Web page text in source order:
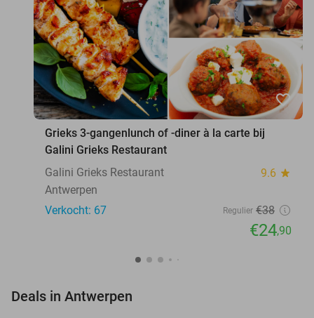
favorite_border
Grieks 3-gangenlunch of -diner à la carte bij
Galini Grieks Restaurant
Galini Grieks Restaurant
9.6 star
Antwerpen
Verkocht: 67
Regulier €38
€24,90
Deals in Antwerpen